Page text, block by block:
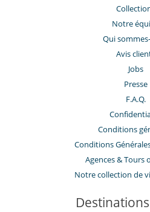
Notre
Qui
Avis
Jobs
Presse
F.A.Q.
Conditions
Conditions
​Agences & Tours
Notre collection de